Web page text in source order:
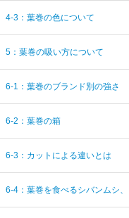
4-3：葉巻の色について
5：葉巻の吸い方について
6-1：葉巻のブランド別の強さ
6-2：葉巻の箱
6-3：カットによる違いとは
6-4：葉巻を食べるシバンムシ